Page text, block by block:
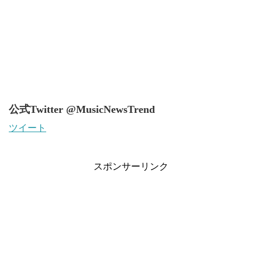
公式Twitter @MusicNewsTrend
ツイート
スポンサーリンク